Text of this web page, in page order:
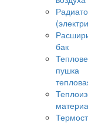
бак
пушка